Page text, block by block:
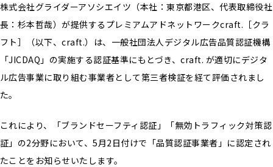
株式会社グライダーアソシエイツ（本社：東京都港区、代表取締役社
長：杉本哲哉）が提供するプレミアムアドネットワークcraft.［クラ
フト］（以下、craft.）は、一般社団法人デジタル広告品質認証機構
「JICDAQ」の実施する認証基準にもとづき、craft. が適切にデジタ
ル広告事業に取り組む事業者として第三者検証を経て評価されまし
た。
これにより、「ブランドセーフティ認証」「無効トラフィック対策認
証」の2分野において、5月2日付けで「品質認証事業者」に認定され
たことをお知らせいたします。